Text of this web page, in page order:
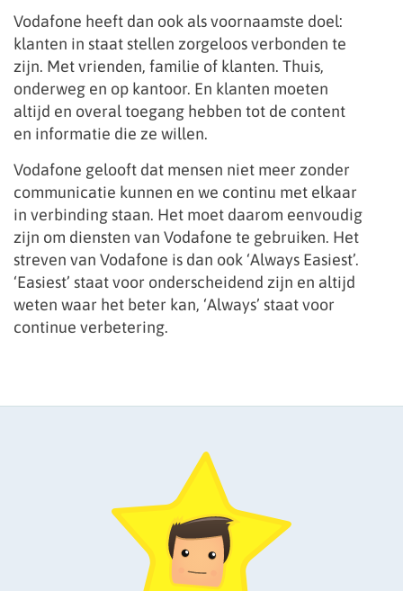
Vodafone heeft dan ook als voornaamste doel:
klanten in staat stellen zorgeloos verbonden te
zijn. Met vrienden, familie of klanten. Thuis,
onderweg en op kantoor. En klanten moeten
altijd en overal toegang hebben tot de content
en informatie die ze willen.
Vodafone gelooft dat mensen niet meer zonder
communicatie kunnen en we continu met elkaar
in verbinding staan. Het moet daarom eenvoudig
zijn om diensten van Vodafone te gebruiken. Het
streven van Vodafone is dan ook ‘Always Easiest’.
‘Easiest’ staat voor onderscheidend zijn en altijd
weten waar het beter kan, ‘Always’ staat voor
continue verbetering.